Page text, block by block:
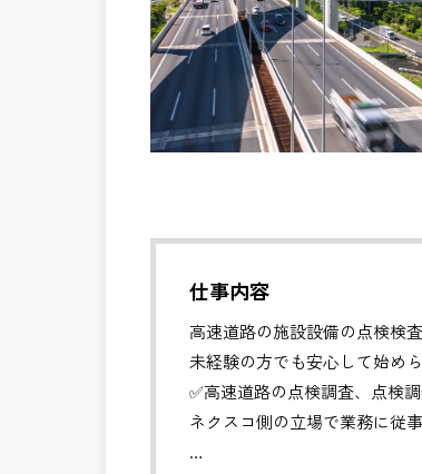
仕事内容
高速道路の施設設備の点検検
未経験の方でも安心して始め
✅高速道路の点検調査、点検
ネクスコ側の立場で業務に従